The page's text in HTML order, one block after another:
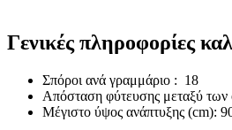
Γενικές πληροφορίες
Σπόροι ανά γραμμάριο : 18
Απόσταση φύτευσης μεταξύ
Μέγιστο ύψος ανάπτυξης (cm):